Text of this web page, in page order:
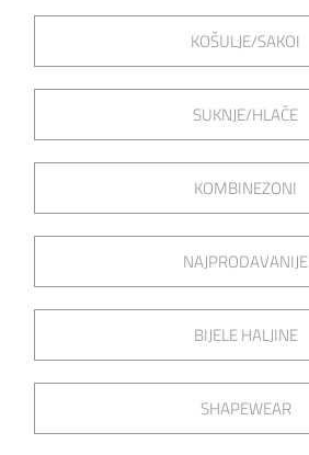
KOŠULJE/SAKOI
SUKNJE/HLAČE
KOMBINEZONI
NAJPRODAVANIJE
BIJELE HALJINE
SHAPEWEAR